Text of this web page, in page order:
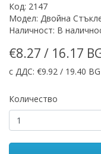
Код: 2147
Модел: Двойна
Наличност: В
€8.27 / 16.17
с ДДС: €9.92 / 19.40
Количество